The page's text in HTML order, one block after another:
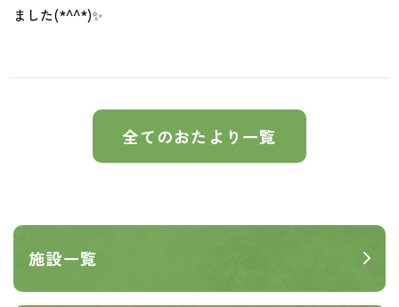
ました(*^^*)✨
全てのおたより一覧
施設一覧